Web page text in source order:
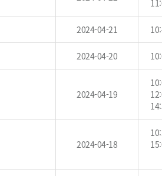
2024-04-21
2024-04-20
2024-04-19
2024-04-18